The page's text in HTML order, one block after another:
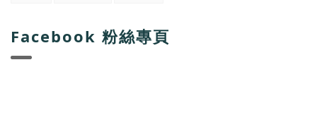
Facebook 粉絲專頁